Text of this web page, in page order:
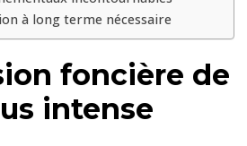
pour
les
promoteurs
immobiliers
à
à long terme nécessaire
foncière de
intense